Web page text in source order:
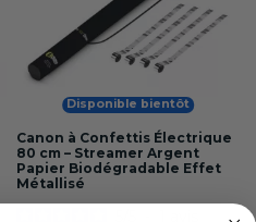
Disponible bientôt
Canon à Confettis Électrique
80 cm – Streamer Argent
Papier Biodégradable Effet
Métallisé